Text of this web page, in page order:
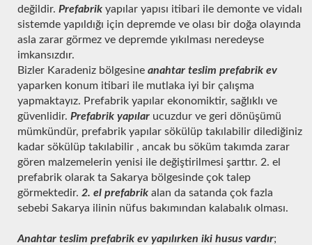
değildir. Prefabrik yapılar yapısı itibari ile demonte ve vidalı
sistemde yapıldığı için depremde ve olası bir doğa olayında
asla zarar görmez ve depremde yıkılması neredeyse
imkansızdır.
Bizler Karadeniz bölgesine anahtar teslim prefabrik ev
yaparken konum itibari ile mutlaka iyi bir çalışma
yapmaktayız. Prefabrik yapılar ekonomiktir, sağlıklı ve
güvenlidir. Prefabrik yapılar ucuzdur ve geri dönüşümü
mümkündür, prefabrik yapılar sökülüp takılabilir dilediğiniz
kadar sökülüp takılabilir , ancak bu söküm takımda zarar
gören malzemelerin yenisi ile değiştirilmesi şarttır. 2. el
prefabrik olarak ta Sakarya bölgesinde çok talep
görmektedir. 2. el prefabrik alan da satanda çok fazla
sebebi Sakarya ilinin nüfus bakımından kalabalık olması.
Anahtar teslim prefabrik ev yapılırken iki husus vardır;